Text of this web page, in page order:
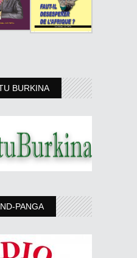
BURKINA
PANGA